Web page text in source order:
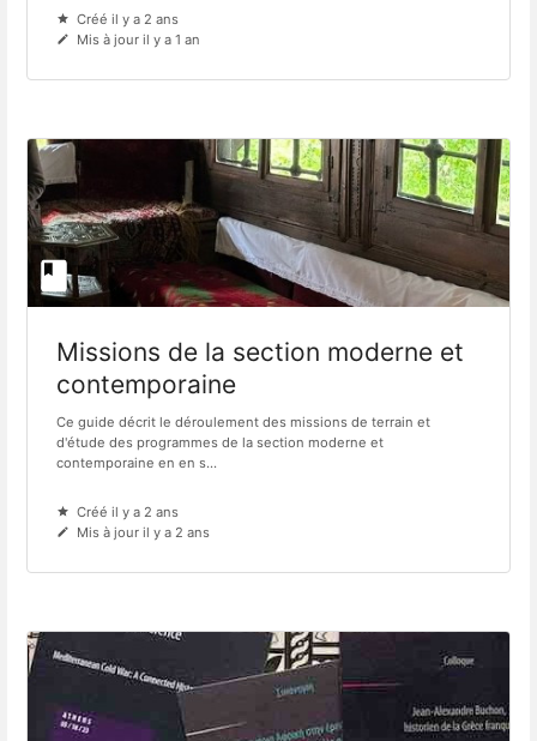
Créé il y a 2 ans
Mis à jour il y a 1 an
Missions de la section moderne et
contemporaine
Ce guide décrit le déroulement des missions de terrain et
d'étude des programmes de la section moderne et
contemporaine en en s...
Créé il y a 2 ans
Mis à jour il y a 2 ans